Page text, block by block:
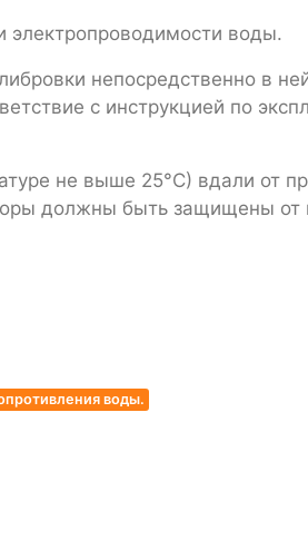
электропроводимости воды.
непосредственно в
с инструкцией по
не выше 25°С) вдали от
должны быть защищены от
воды.